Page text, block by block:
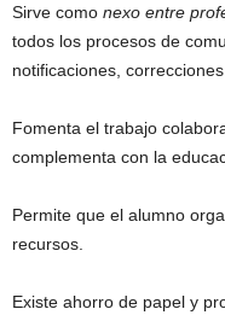
Sirve como nexo entre
todos los procesos de
notificaciones,
Fomenta el trabajo
complementa con la
Permite que el alumno
recursos.
Existe ahorro de papel y